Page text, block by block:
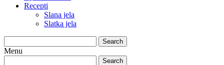
Recepti
Slana jela
Slatka jela
Search
Menu
Search